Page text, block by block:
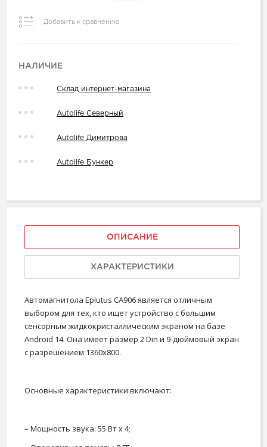
Добавить к сравнению
НАЛИЧИЕ
Склад интернет-магазина
Autolife Северный
Autolife Димитрова
Autolife Бункер
ОПИСАНИЕ
ХАРАКТЕРИСТИКИ
Автомагнитола Eplutus CA906 является отличным
выбором для тех, кто ищет устройство с большим
сенсорным жидкокристаллическим экраном на базе
Android 14. Она имеет размер 2 Din и 9-дюймовый экран
с разрешением 1360x800.
Основные характеристики включают:
– Мощность звука: 55 Вт x 4;